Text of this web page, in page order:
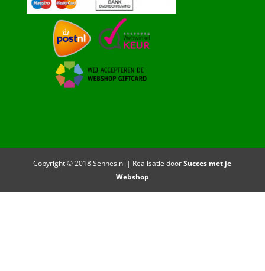
Copyright © 2018 Sennes.nl | Realisatie doorSucces met je
Webshop